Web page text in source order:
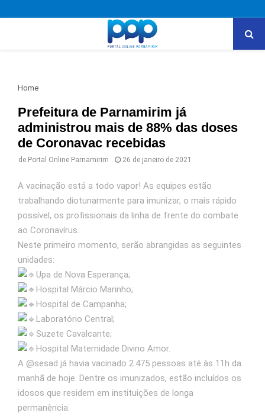
Home
Prefeitura de Parnamirim já
administrou mais de 88% das doses
de Coronavac recebidas
de Portal Online Parnamirim 26 de janeiro de 2021
A vacinação está a todo vapor! As equipes estão
trabalhando diotunarmente para imunizar, o mais rápido
possível, os profissionais da linha de frente do combate
ao Coronavírus.
Neste primeiro momento, serão abrangidas as seguintes
unidades:
Upa de Nova Esperança;
Hospital Márcio Marinho;
Hospital de Campanha;
Laboratório Central;
Suzete Cavalcante;
Hospital Maternidade Divino Amor.
A @sesad já havia vacinado 2.475 pessoas até às 11h da
manhã de hoje. Dentre os imunizados, estão incluídos os
idosos que residem em instituições de longa
permanência.